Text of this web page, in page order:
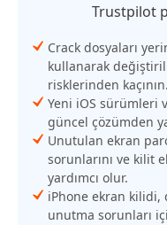
Trustpilot
Crack dosyaları
kullanarak
risklerinden kaçının.
Yeni iOS sürümleri
güncel çözümden
Unutulan ekran
sorunlarını ve kilit
yardımcı olur.
iPhone ekran kilidi,
unutma sorunları